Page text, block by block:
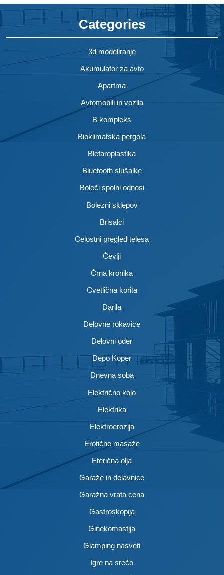
Categories
3d modeliranje
Akumulator za avto
Apartma
Avtomobili in vozila
B kompleks
Bioklimatska pergola
Blefaroplastika
Bluetooth slušalke
Boleči spolni odnosi
Bolezni sklepov
Brisalci
Celostni pregled telesa
Čevlji
Črna kronika
Cvetlična korita
Darila
Delovne rokavice
Delovni oder
Depo Koper
Dnevna soba
Električno kolo
Elektrika
Elektroerozija
Erotične masaže
Eterična olja
Garaže in delavnice
Garažna vrata cena
Gastroskopija
Ginekomastija
Glamping nasveti
Igre na srečo